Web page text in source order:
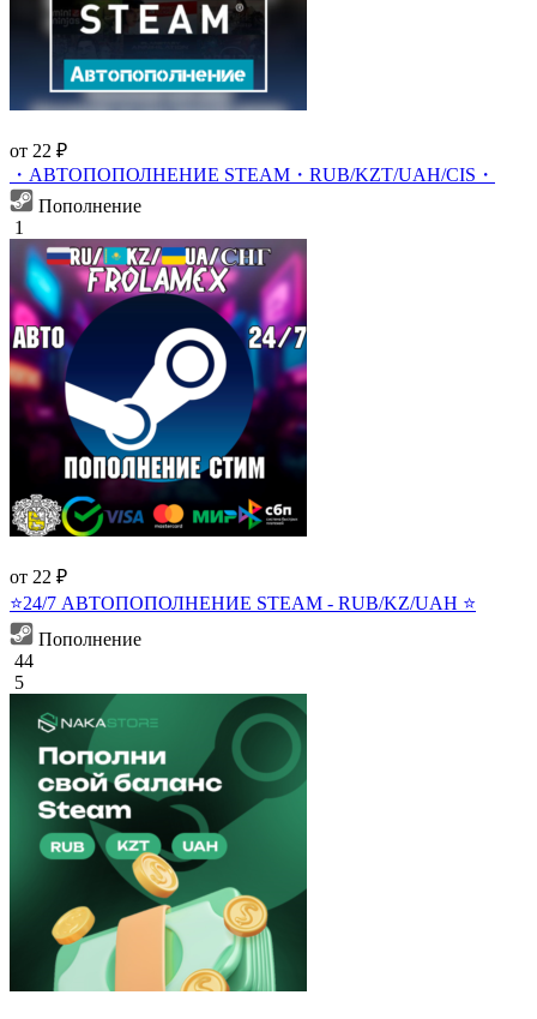
от 22 ₽
・АВТОПОПОЛНЕНИЕ STEAM・RUB/KZT/UAH/CIS・
Пополнение
1
от 22 ₽
⭐️24/7 АВТОПОПОЛНЕНИЕ STEAM - RUB/KZ/UAH ⭐️
Пополнение
44
5